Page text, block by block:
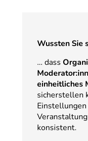
Wussten Sie
… dass
einheitliches
sicherstellen
konsistent.